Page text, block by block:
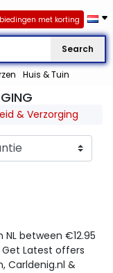
Search
Huis & Tuin
met korting
& Verzorging
NL between €12.95
Latest offers
Carldenig.nl &